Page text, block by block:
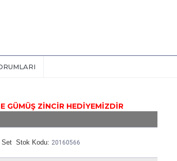
ZİNCİR HEDİYEMİZDİR
Set Stok Kodu: 20160566